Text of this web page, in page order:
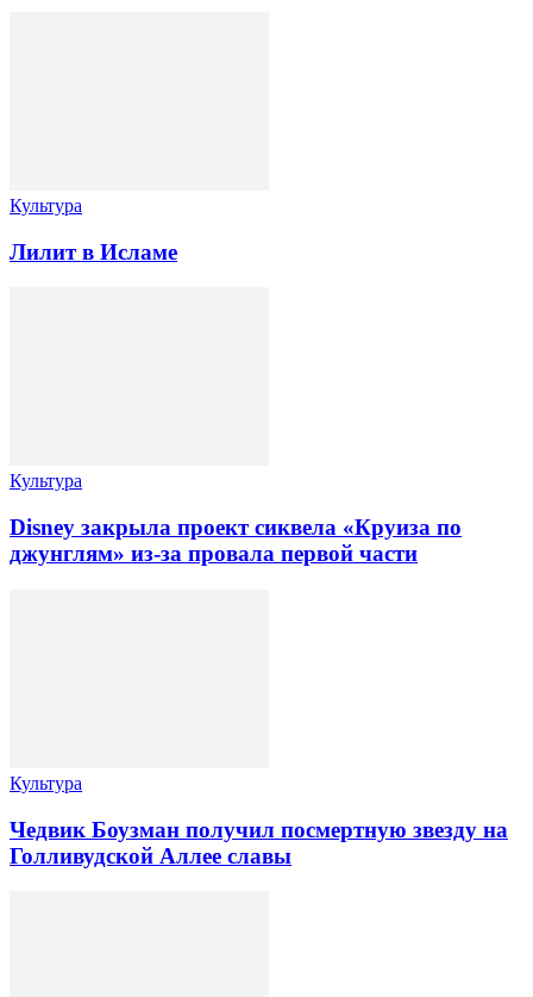
Культура
Лилит в Исламе
Культура
Disney закрыла проект сиквела «Круиза по
джунглям» из-за провала первой части
Культура
Чедвик Боузман получил посмертную звезду на
Голливудской Аллее славы